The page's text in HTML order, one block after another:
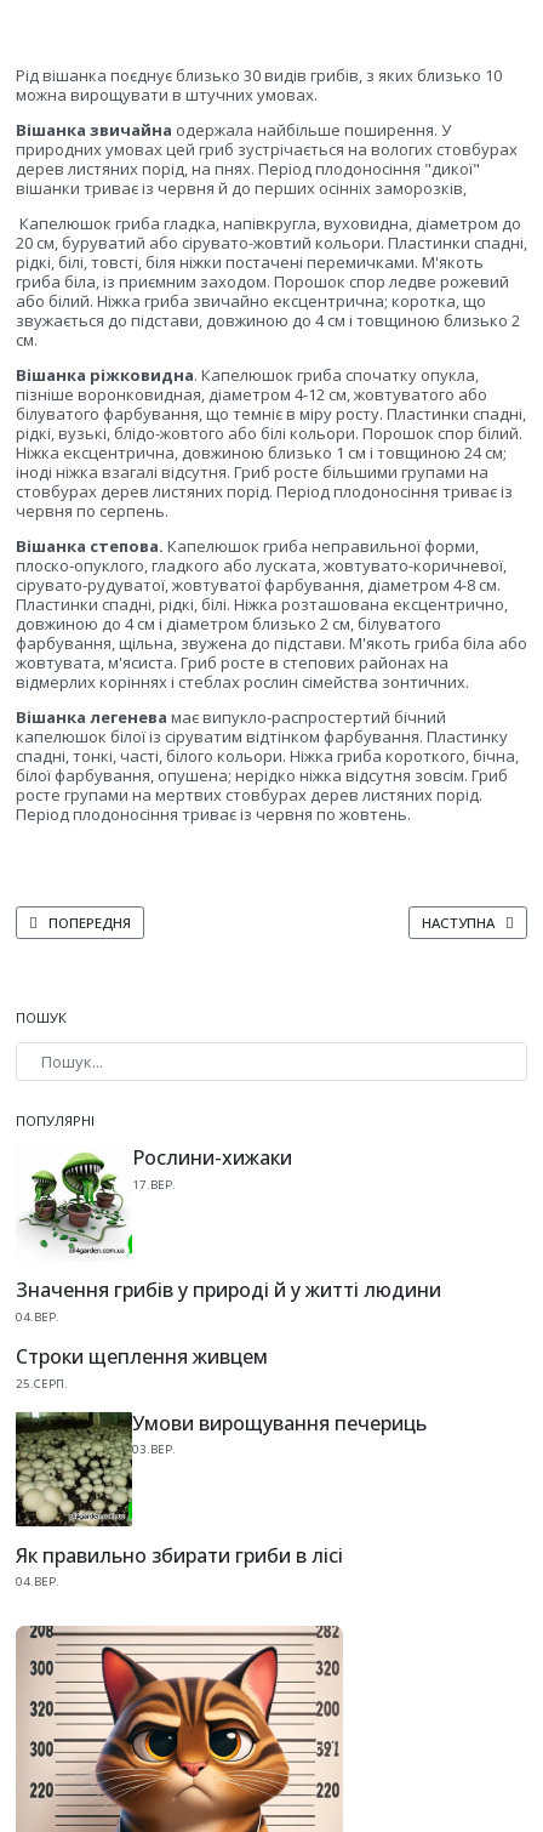
Рід вішанка поєднує близько 30 видів грибів, з яких близько 10
можна вирощувати в штучних умовах.
Вішанка звичайна одержала найбільше поширення. У
природних умовах цей гриб зустрічається на вологих стовбурах
дерев листяних порід, на пнях. Період плодоносіння "дикої"
вішанки триває із червня й до перших осінніх заморозків,
Капелюшок гриба гладка, напівкругла, вуховидна, діаметром до
20 см, буруватий або сірувато-жовтий кольори. Пластинки спадні,
рідкі, білі, товсті, біля ніжки постачені перемичками. М'якоть
гриба біла, із приємним заходом. Порошок спор ледве рожевий
або білий. Ніжка гриба звичайно ексцентрична; коротка, що
звужається до підстави, довжиною до 4 см і товщиною близько 2
см.
Вішанка ріжковидна. Капелюшок гриба спочатку опукла,
пізніше воронковидная, діаметром 4-12 см, жовтуватого або
білуватого фарбування, що темніє в міру росту. Пластинки спадні,
рідкі, вузькі, блідо-жовтого або білі кольори. Порошок спор білий.
Ніжка ексцентрична, довжиною близько 1 см і товщиною 24 см;
іноді ніжка взагалі відсутня. Гриб росте більшими групами на
стовбурах дерев листяних порід. Період плодоносіння триває із
червня по серпень.
Вішанка степова. Капелюшок гриба неправильної форми,
плоско-опуклого, гладкого або луската, жовтувато-коричневої,
сірувато-рудуватої, жовтуватої фарбування, діаметром 4-8 см.
Пластинки спадні, рідкі, білі. Ніжка розташована ексцентрично,
довжиною до 4 см і діаметром близько 2 см, білуватого
фарбування, щільна, звужена до підстави. М'якоть гриба біла або
жовтувата, м'ясиста. Гриб росте в степових районах на
відмерлих коріннях і стеблах рослин сімейства зонтичних.
Вішанка легенева має випукло-распростертий бічний
капелюшок білої із сіруватим відтінком фарбування. Пластинку
спадні, тонкі, часті, білого кольори. Ніжка гриба короткого, бічна,
білої фарбування, опушена; нерідко ніжка відсутня зовсім. Гриб
росте групами на мертвих стовбурах дерев листяних порід.
Період плодоносіння триває із червня по жовтень.
ПОПЕРЕДНЯ СТАТТЯ: СОРТИ Й ВИДИ ВІШАНКИ
ПОПЕРЕДНЯ НАСТУПНА
НАСТУПНА
ПОШУК
ПОПУЛЯРНІ
Рослини-хижаки
17.ВЕР.
Значення грибів у природі й у житті людини
04.ВЕР.
Строки щеплення живцем
25.СЕРП.
Умови вирощування печериць
03.ВЕР.
Як правильно збирати гриби в лісі
04.ВЕР.